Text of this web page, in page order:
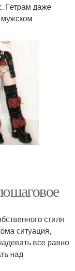
Гетрам даже
мужском
стиля
ситуация,
все равно
над